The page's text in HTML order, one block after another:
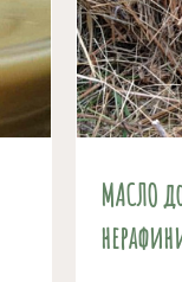
МАСЛО